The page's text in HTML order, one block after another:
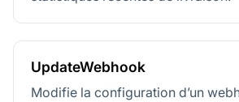
UpdateWebhook
Modifie la configuration d’un